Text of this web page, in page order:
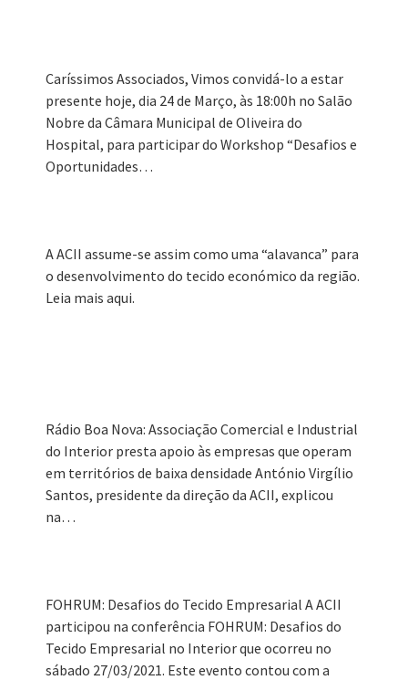
Formação Gratuita
Concursos
Ligações úteis
Caríssimos Associados, Vimos convidá-lo a estar
presente hoje, dia 24 de Março, às 18:00h no Salão
Nobre da Câmara Municipal de Oliveira do
Hospital, para participar do Workshop “Desafios e
Oportunidades…
A ACII assume-se assim como uma “alavanca” para
o desenvolvimento do tecido económico da região.
Leia mais aqui.
Rádio Boa Nova: Associação Comercial e Industrial
do Interior presta apoio às empresas que operam
em territórios de baixa densidade António Virgílio
Santos, presidente da direção da ACII, explicou
na…
FOHRUM: Desafios do Tecido Empresarial A ACII
participou na conferência FOHRUM: Desafios do
Tecido Empresarial no Interior que ocorreu no
sábado 27/03/2021. Este evento contou com a